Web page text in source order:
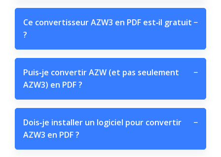
Ce convertisseur AZW3 en PDF est‑il gratuit
?
−
Puis‑je convertir AZW (et pas seulement
AZW3) en PDF ?
−
Dois‑je installer un logiciel pour convertir
AZW3 en PDF ?
−